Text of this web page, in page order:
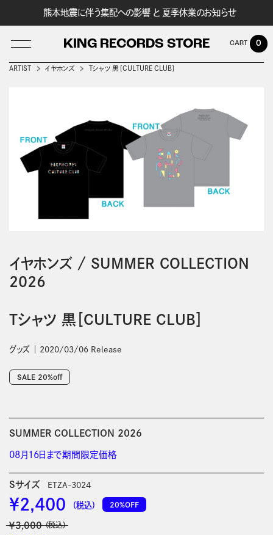
熊本地震に伴う集配への影響 と 夏季休業のお知らせ
KING RECORDS STORE 0
ARTIST イヤホンズ Tシャツ 黒［CULTURE CLUB］
イヤホンズ / SUMMER COLLECTION
2026
Tシャツ 黒［CULTURE CLUB］
グッズ 2020/03/06 Release
SALE 20%off
SUMMER COLLECTION 2026
08月16日まで期間限定価格
Sサイズ ETZA-3024
20%OFF
￥2,400 (税込)
￥3,000 (税込)